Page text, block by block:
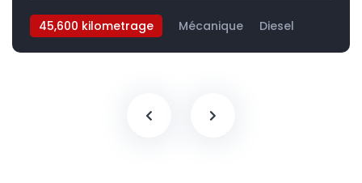
45,600 kilometrage Mécanique Diesel